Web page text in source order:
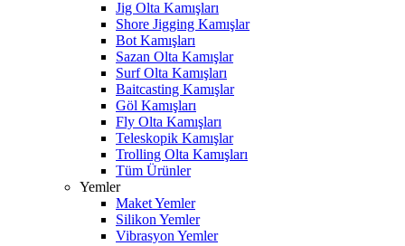
Jig Olta Kamışları
Shore Jigging Kamışlar
Bot Kamışları
Sazan Olta Kamışlar
Surf Olta Kamışları
Baitcasting Kamışlar
Göl Kamışları
Fly Olta Kamışları
Teleskopik Kamışlar
Trolling Olta Kamışları
Tüm Ürünler
Yemler
Maket Yemler
Silikon Yemler
Vibrasyon Yemler